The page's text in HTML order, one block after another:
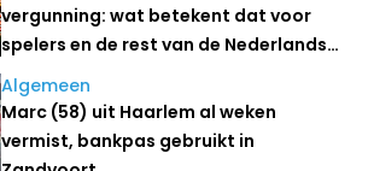
vergunning: wat betekent dat voor
spelers en de rest van de Nederlandse
kansspelmarkt?
Algemeen
Marc (58) uit Haarlem al weken
vermist, bankpas gebruikt in